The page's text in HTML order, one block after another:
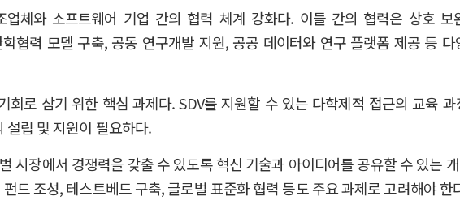
체와 소프트웨어 기업 간의 협력 체계 강화다. 이들 간의 협력은 상호 보
협력 모델 구축, 공동 연구개발 지원, 공공 데이터와 연구 플랫폼 제공 등
로 삼기 위한 핵심 과제다. SDV를 지원할 수 있는 다학제적 접근의 교육
설립 및 지원이 필요하다.
시장에서 경쟁력을 갖출 수 있도록 혁신 기술과 아이디어를 공유할 수 있는
드 조성, 테스트베드 구축, 글로벌 표준화 협력 등도 주요 과제로 고려해야 한